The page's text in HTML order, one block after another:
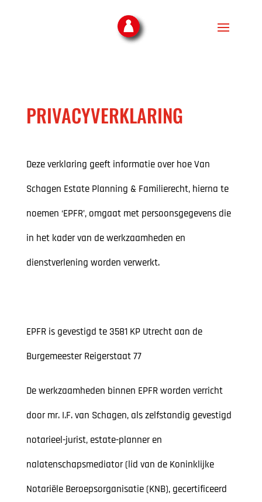
PRIVACYVERKLARING
Deze verklaring geeft informatie over hoe Van
Schagen Estate Planning & Familierecht, hierna te
noemen ‘EPFR’, omgaat met persoonsgegevens die
in het kader van de werkzaamheden en
dienstverlening worden verwerkt.
EPFR is gevestigd te 3581 KP Utrecht aan de
Burgemeester Reigerstaat 77
De werkzaamheden binnen EPFR worden verricht
door mr. I.F. van Schagen, als zelfstandig gevestigd
notarieel-jurist, estate-planner en
nalatenschapsmediator (lid van de Koninklijke
Notariële Beroepsorganisatie (KNB), gecertificeerd